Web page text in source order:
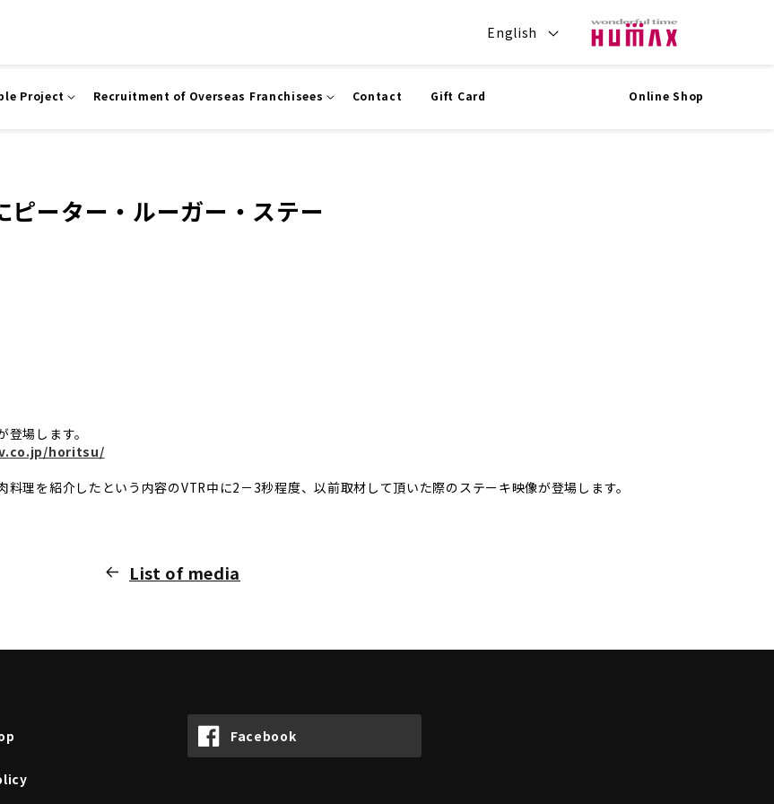
English
Project Recruitment of Overseas Franchisees Contact Gift Card Online Shop
ーター・ルーガー・ステー
場します。
co.jp/horitsu/
料理を紹介したという内容のVTR中に2－3秒程度、以前取材して頂いた際のステーキ映像が登場します。
List of media
Facebook